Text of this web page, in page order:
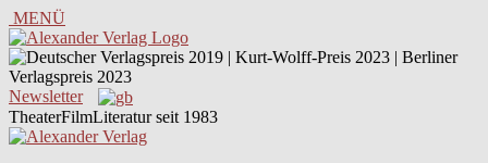
MENÜ
Newsletter
TheaterFilmLiteratur seit 1983